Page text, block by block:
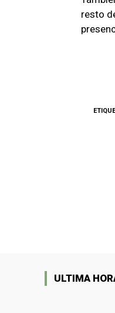
resto
ULTIMA